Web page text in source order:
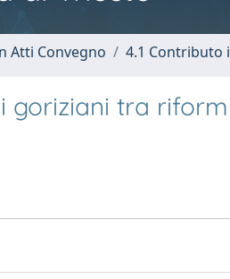
Atti Convegno 4.1 Contributo
goriziani tra